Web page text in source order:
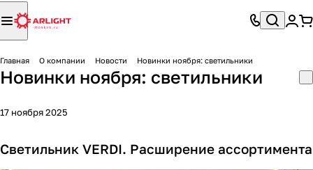
Главная О компании Новости Новинки ноября: светильники
Новинки ноября: светильники
17 ноября 2025
Светильник VERDI. Расширение ассортимента